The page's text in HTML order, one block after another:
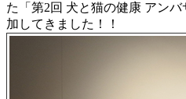
た「第2回 犬と猫の健康 アン
加してきました！！